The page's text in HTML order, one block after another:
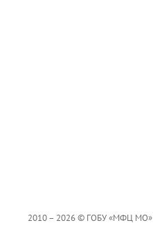
2010 – 2026 © ГОБУ «МФЦ МО»